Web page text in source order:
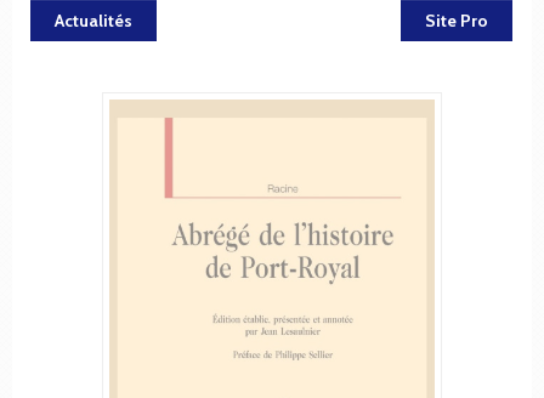
Actualités Site Pro